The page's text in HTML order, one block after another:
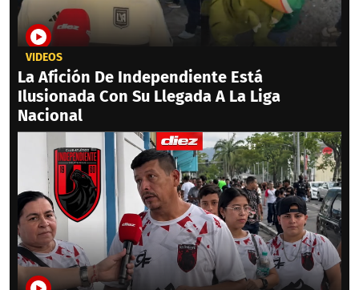
VIDEOS
La Afición De Independiente Está
Ilusionada Con Su Llegada A La Liga
Nacional